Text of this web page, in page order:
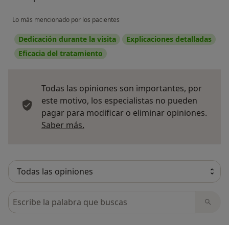
Lo más mencionado por los pacientes
Dedicación durante la visita
Explicaciones detalladas
Eficacia del tratamiento
Todas las opiniones son importantes, por
este motivo, los especialistas no pueden
pagar para modificar o eliminar opiniones.
Saber más.
Busca en opiniones